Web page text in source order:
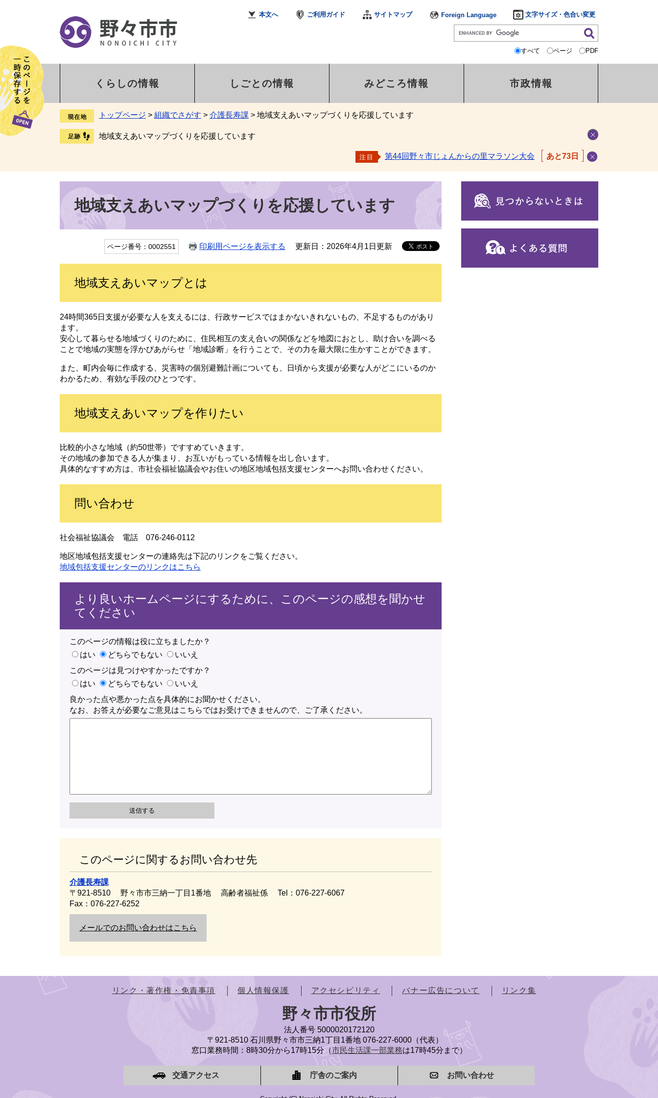
本文へ ご利用ガイド サイトマップ Foreign Language 文字サイズ・色合い変更
すべて ページ PDF
くらしの情報 しごとの情報 みどころ情報 市政情報
トップページ > 組織でさがす > 介護長寿課 > 地域支えあいマップづくりを応援しています
地域支えあいマップづくりを応援しています
注目 第44回野々市じょんからの里マラソン大会 あと73日
地域支えあいマップづくりを応援しています
ページ番号：0002551 印刷用ページを表示する 更新日：2026年4月1日更新
地域支えあいマップとは
24時間365日支援が必要な人を支えるには、行政サービスではまかないきれないもの、不足するものがあり
ます。
安心して暮らせる地域づくりのために、住民相互の支え合いの関係などを地図におとし、助け合いを調べる
ことで地域の実態を浮かびあがらせ「地域診断」を行うことで、その力を最大限に生かすことができます。
また、町内会毎に作成する、災害時の個別避難計画についても、日頃から支援が必要な人がどこにいるのか
わかるため、有効な手段のひとつです。
地域支えあいマップを作りたい
比較的小さな地域（約50世帯）ですすめていきます。
その地域の参加できる人が集まり、お互いがもっている情報を出し合います。
具体的なすすめ方は、市社会福祉協議会やお住いの地区地域包括支援センターへお問い合わせください。
問い合わせ
社会福祉協議会 電話 076-246-0112
地区地域包括支援センターの連絡先は下記のリンクをご覧ください。
地域包括支援センターのリンクはこちら
より良いホームページにするために、このページの感想を聞かせ
てください
このページの情報は役に立ちましたか？
はい
どちらでもない
いいえ
このページは見つけやすかったですか？
はい
どちらでもない
いいえ
良かった点や悪かった点を具体的にお聞かせください。
なお、お答えが必要なご意見はこちらではお受けできませんので、ご了承ください。
このページに関するお問い合わせ先
介護長寿課
〒921-8510
野々市市三納一丁目1番地 高齢者福祉係
Tel：076-227-6067
Fax：076-227-6252
メールでのお問い合わせはこちら
リンク・著作権・免責事項 個人情報保護 アクセシビリティ バナー広告について リンク集
野々市市役所
法人番号 5000020172120
〒921-8510 石川県野々市市三納1丁目1番地 076-227-6000（代表）
窓口業務時間：8時30分から17時15分（市民生活課一部業務は17時45分まで）
交通アクセス 庁舎のご案内 お問い合わせ